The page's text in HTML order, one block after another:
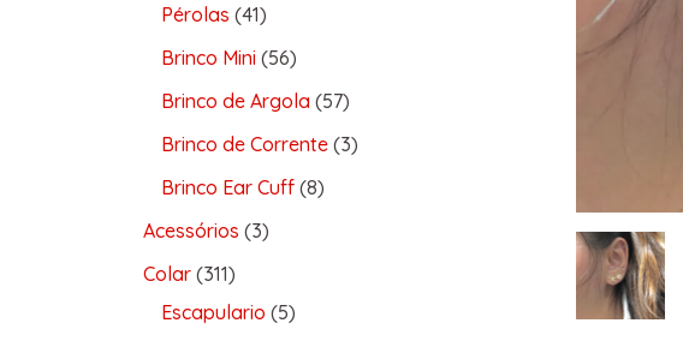
Pérolas 41
Brinco Mini 56
Brinco de Argola 57
Brinco de Corrente 3
Brinco Ear Cuff 8
Acessórios 3
Colar 311
Escapulario 5